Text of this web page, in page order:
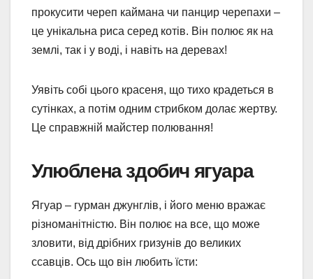
прокусити череп каймана чи панцир черепахи –
це унікальна риса серед котів. Він полює як на
землі, так і у воді, і навіть на деревах!
Уявіть собі цього красеня, що тихо крадеться в
сутінках, а потім одним стрибком долає жертву.
Це справжній майстер полювання!
Улюблена здобич ягуара
Ягуар – гурман джунглів, і його меню вражає
різноманітністю. Він полює на все, що може
зловити, від дрібних гризунів до великих
ссавців. Ось що він любить їсти: